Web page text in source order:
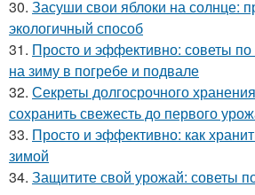
30. Засуши свои яблоки на солнце:
экологичный способ
31. Просто и эффективно: советы
на зиму в погребе и подвале
32. Секреты долгосрочного
сохранить свежесть до первого
33. Просто и эффективно: как
зимой
34. Защитите свой урожай: советы